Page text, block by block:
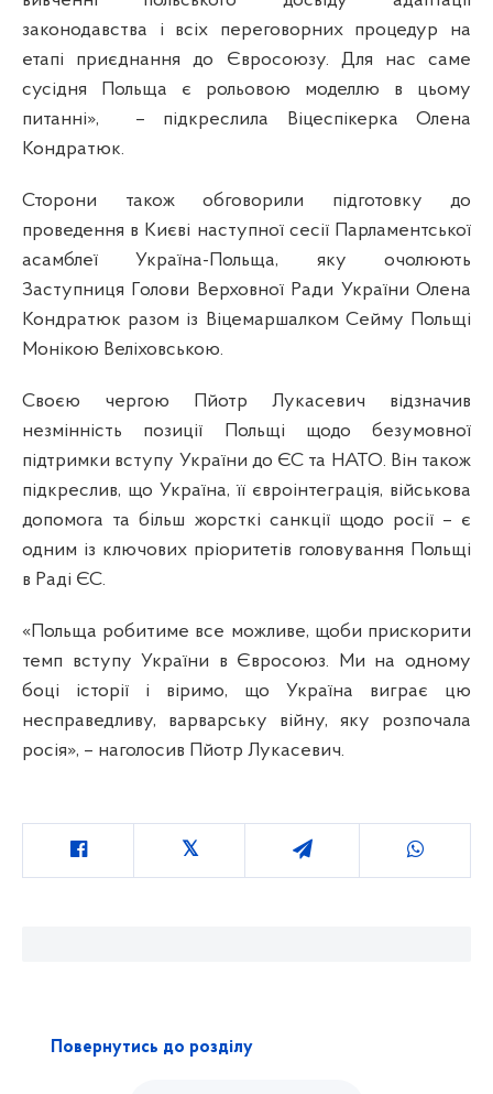
законодавства і всіх переговорних процедур на
етапі приєднання до Євросоюзу. Для нас саме
сусідня Польща є рольовою моделлю в цьому
питанні»,
– підкреслила Віцеспікерка Олена
Кондратюк.
Сторони також обговорили підготовку до
проведення в Києві наступної сесії Парламентської
асамблеї Україна-Польща, яку очолюють
Заступниця Голови Верховної Ради України Олена
Кондратюк разом із Віцемаршалком Сейму Польщі
Монікою Веліховською.
Своєю чергою Пйотр Лукасевич відзначив
незмінність позиції Польщі щодо безумовної
підтримки вступу України до ЄС та НАТО. Він також
підкреслив, що Україна, її євроінтеграція, військова
допомога та більш жорсткі санкції щодо росії – є
одним із ключових пріоритетів головування Польщі
в Раді ЄС.
«Польща робитиме все можливе, щоби прискорити
темп вступу України в Євросоюз. Ми на одному
боці історії і віримо, що Україна виграє цю
несправедливу, варварську війну, яку розпочала
росія», – наголосив Пйотр Лукасевич.
Повернутись до розділу